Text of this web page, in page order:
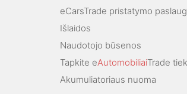
eCarsTrade pristatymo
Išlaidos
Naudotojo būsenos
Tapkite eAutomobiliaiTrade
Akumuliatoriaus nuoma